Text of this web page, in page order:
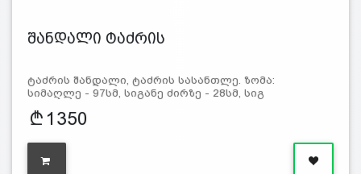
შანდალი ტაძრის
ტაძრის შანდალი, ტაძრის სასანთლე. ზომა:
სიმაღლე - 97სმ, სიგანე ძირზე - 28სმ, სიგ
1350